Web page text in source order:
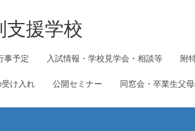
支援学校
事予定 入試情報・学校見学会・相談等 附
け入れ 公開セミナー 同窓会・卒業生父